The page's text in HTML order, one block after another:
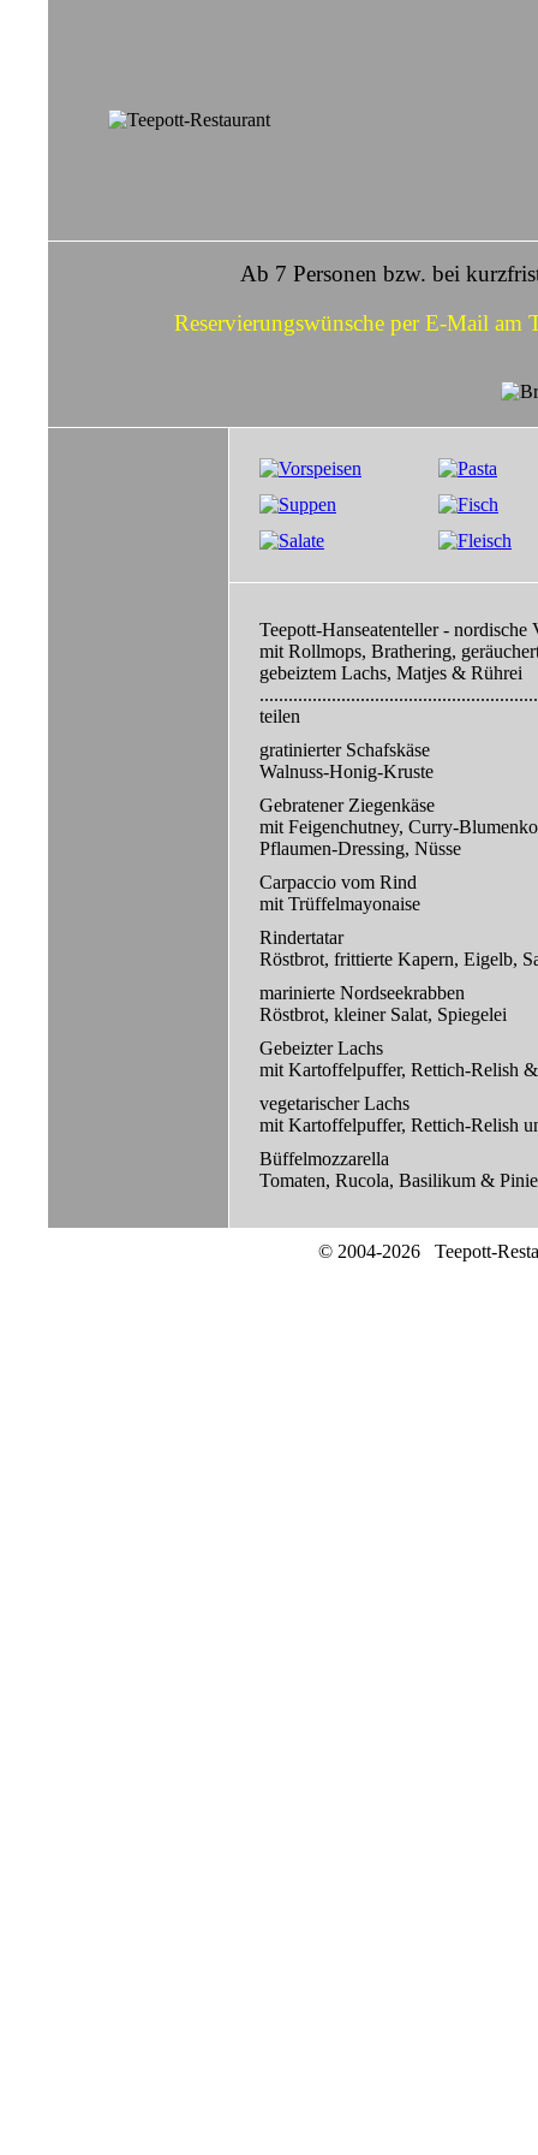
Ab 7 Personen bzw. bei
Reservierungswünsche per E-Mail am
Teepott-Hanseatenteller - nordische
mit Rollmops, Brathering,
gebeiztem Lachs, Matjes & Rührei
teilen
gratinierter Schafskäse
Walnuss-Honig-Kruste
Gebratener Ziegenkäse
mit Feigenchutney, Curry-
Pflaumen-Dressing, Nüsse
Carpaccio vom Rind
mit Trüffelmayonaise
Rindertatar
Röstbrot, frittierte Kapern, Eigelb,
marinierte Nordseekrabben
Röstbrot, kleiner Salat, Spiegelei
Gebeizter Lachs
mit Kartoffelpuffer, Rettich-Relish
vegetarischer Lachs
mit Kartoffelpuffer, Rettich-Relish
Büffelmozzarella
Tomaten, Rucola, Basilikum &
© 2004-2026 Teepott-